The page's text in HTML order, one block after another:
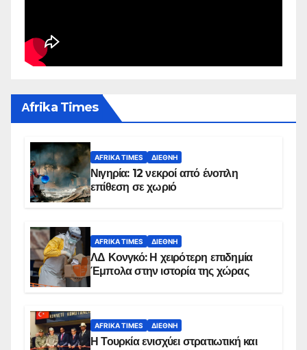
Αfrika Times
AFRIKA TIMES ΔΙΕΘΝΉ
Νιγηρία: 12 νεκροί από ένοπλη
επίθεση σε χωριό
AFRIKA TIMES ΔΙΕΘΝΉ
ΛΔ Κονγκό: Η χειρότερη επιδημία
Έμπολα στην ιστορία της χώρας
AFRIKA TIMES ΔΙΕΘΝΉ
Η Τουρκία ενισχύει στρατιωτική και